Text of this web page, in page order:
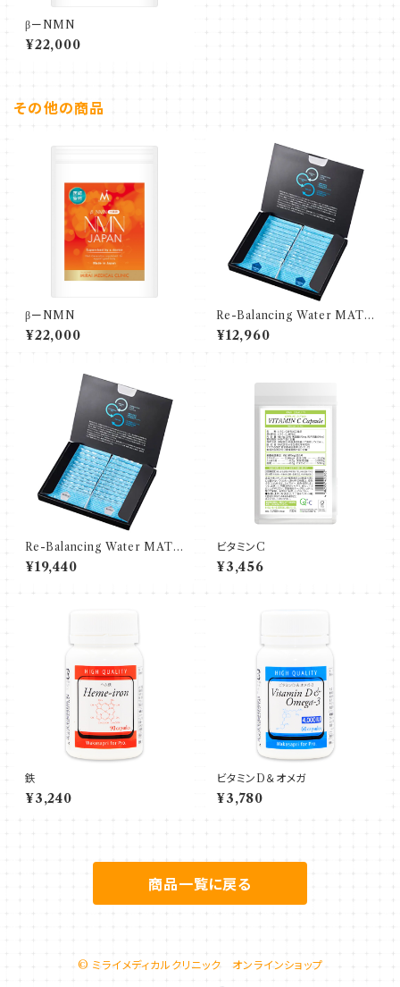
βーNMN
¥22,000
その他の商品
βーNMN
¥22,000
Re-Balancing Water MATR
IXブルー
¥12,960
Re-Balancing Water MATR
IXシルバー
¥19,440
ビタミンC
¥3,456
鉄
¥3,240
ビタミンD＆オメガ
¥3,780
商品一覧に戻る
© ミライメディカルクリニック オンラインショップ